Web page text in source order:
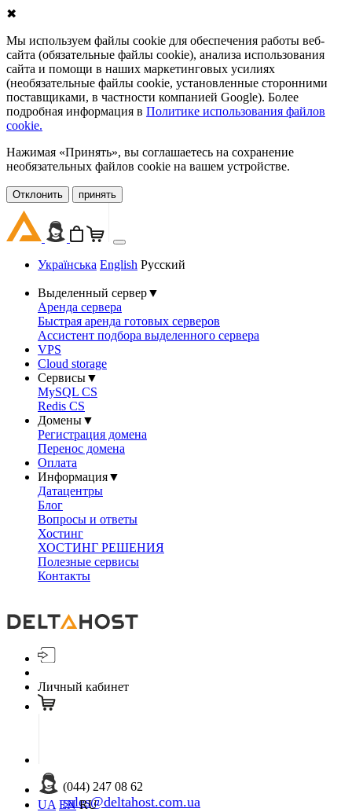
✖
Мы используем файлы cookie для обеспечения работы веб-
сайта (обязательные файлы cookie), анализа использования
сайта и помощи в наших маркетинговых усилиях
(необязательные файлы cookie, установленные сторонними
поставщиками, в частности компанией Google). Более
подробная информация в Политике использования файлов
cookie.
Нажимая «Принять», вы соглашаетесь на сохранение
необязательных файлов cookie на вашем устройстве.
Oтклонить принять
Українська English Русский
Выделенный сервер▼
Аренда сервера
Быстрая аренда готовых серверов
Ассистент подбора выделенного сервера
VPS
Cloud storage
Сервисы▼
MySQL CS
Redis CS
Домены▼
Регистрация домена
Перенос домена
Оплата
Информация▼
Датацентры
Блог
Вопросы и ответы
Хостинг
ХОСТИНГ РЕШЕНИЯ
Полезные сервисы
Контакты
Личный кабинет
(044) 247 08 62
sales@deltahost.com.ua
UA EN RU